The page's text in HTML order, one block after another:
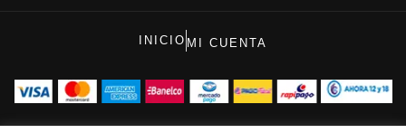
INICIO MI CUENTA